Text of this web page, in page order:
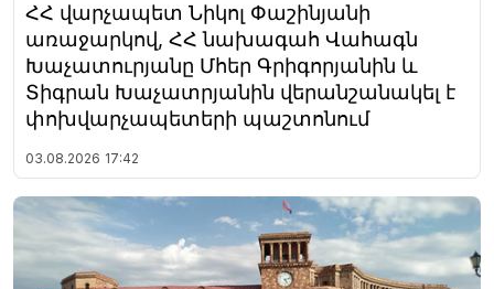
ՀՀ վարչապետ Նիկոլ Փաշինյանի
առաջարկով, ՀՀ նախագահ Վահագն
Խաչատուրյանը Մհեր Գրիգորյանին և
Տիգրան Խաչատրյանին վերանշանակել է
փոխվարչապետերի պաշտոնում
03.08.2026 17:42